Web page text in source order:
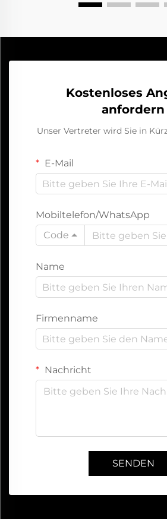
Kostenloses
anfordern
Unser Vertreter wird Sie in
E-Mail
Mobiltelefon/WhatsApp
Code
Name
Firmenname
Nachricht
SENDEN